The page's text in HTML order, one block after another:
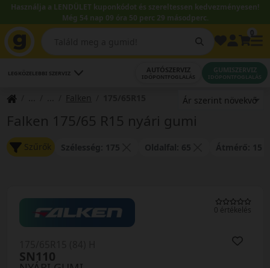
Használja a LENDÜLET kuponkódot és szereltessen kedvezményesen!
Még 54 nap 09 óra 50 perc 29 másodperc.
LEGKÖZELEBBI SZERVIZ AUTÓSZERVIZ
IDŐPONTFOGLALÁS
GUMISZERVIZ
IDŐPONTFOGLALÁS
Falken
Falken 175/65 R15 nyári gumi
Szűrők
0 értékelés
SN110